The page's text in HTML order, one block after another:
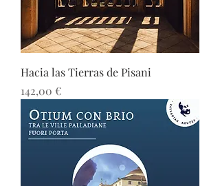
Hacia las Tierras de Pisani
Precio
142,00 €